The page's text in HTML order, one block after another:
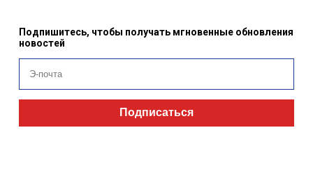
Подпишитесь, чтобы получать мгновенные обновления
новостей
Подписаться